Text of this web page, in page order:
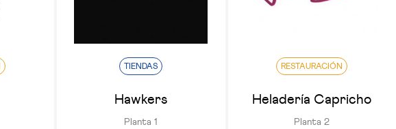
TIENDAS
Hawkers
Planta 1
RESTAURACIÓN
Heladería Capricho
Planta 2